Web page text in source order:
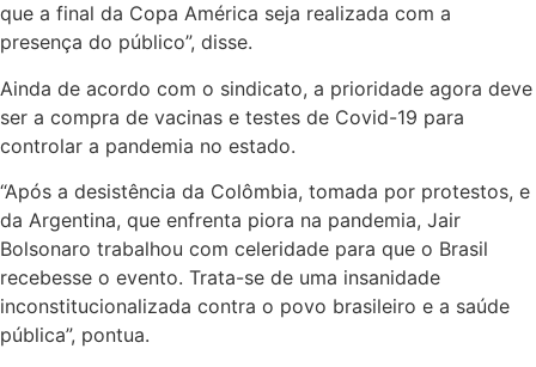
que a final da Copa América seja realizada com a
presença do público”, disse.
Ainda de acordo com o sindicato, a prioridade agora deve
ser a compra de vacinas e testes de Covid-19 para
controlar a pandemia no estado.
“Após a desistência da Colômbia, tomada por protestos, e
da Argentina, que enfrenta piora na pandemia, Jair
Bolsonaro trabalhou com celeridade para que o Brasil
recebesse o evento. Trata-se de uma insanidade
inconstitucionalizada contra o povo brasileiro e a saúde
pública”, pontua.